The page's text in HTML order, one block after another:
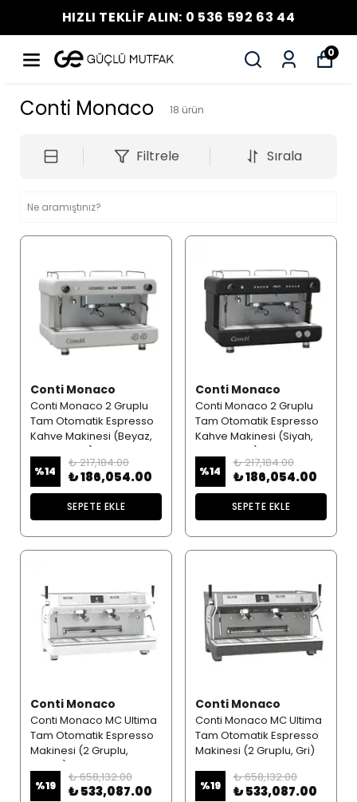
HIZLI TEKLİF ALIN: 0 536 592 63 44
0
Conti Monaco 18 ürün
Filtrele Sırala
Conti Monaco
Conti Monaco 2 Gruplu
Tam Otomatik Espresso
Kahve Makinesi (Beyaz,
CC202 DTC)
%14
₺ 217,184.00
₺ 186,054.00
SEPETE EKLE
Conti Monaco
Conti Monaco 2 Gruplu
Tam Otomatik Espresso
Kahve Makinesi (Siyah,
CC202 DTC)
%14
₺ 217,184.00
₺ 186,054.00
SEPETE EKLE
Conti Monaco
Conti Monaco MC Ultima
Tam Otomatik Espresso
Makinesi (2 Gruplu,
Beyaz)
%19
₺ 658,132.00
₺ 533,087.00
Conti Monaco
Conti Monaco MC Ultima
Tam Otomatik Espresso
Makinesi (2 Gruplu, Gri)
%19
₺ 658,132.00
₺ 533,087.00